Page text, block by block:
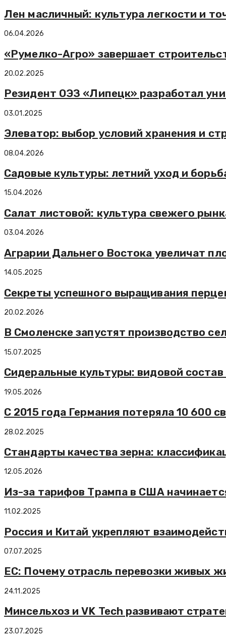
Лен масличный: культура легкости и
06.04.2026
«Румелко-Агро» завершает
20.02.2025
Резидент ОЭЗ «Липецк» разработал
03.01.2025
Элеватор: выбор условий хранения и
08.04.2026
Садовые культуры: летний уход и
15.04.2026
Салат листовой: культура свежего
03.04.2026
Аграрии Дальнего Востока увеличат
14.05.2025
Секреты успешного выращивания
20.02.2026
В Смоленске запустят производство
15.07.2025
Сидеральные культуры: видовой
19.05.2026
С 2015 года Германия потеряла 10 600
28.02.2025
Стандарты качества зерна:
12.05.2026
Из-за тарифов Трампа в США
11.02.2025
Россия и Китай укрепляют
07.07.2025
ЕС: Почему отрасль перевозки живых
24.11.2025
Минсельхоз и VK Tech развивают
23.07.2025